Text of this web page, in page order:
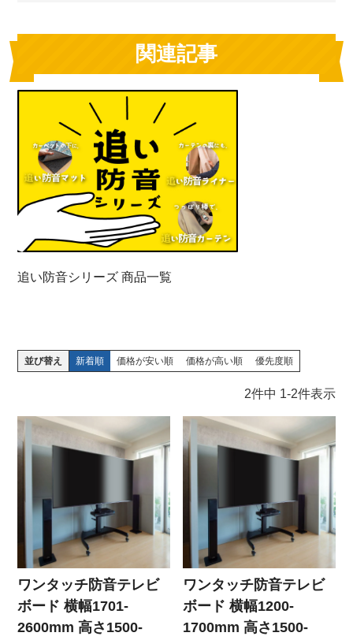
関連記事
追い防音シリーズ 商品一覧
並び替え 新着順 価格が安い順 価格が高い順 優先度順
2件中 1-2件表示
ワンタッチ防音テレビ
ボード 横幅1701-
2600mm 高さ1500-
ワンタッチ防音テレビ
ボード 横幅1200-
1700mm 高さ1500-